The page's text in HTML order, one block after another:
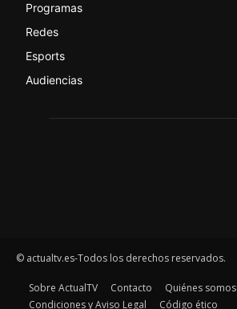
Programas
Redes
Esports
Audiencias
© actualtv.es-Todos los derechos reservados.
Sobre ActualTV Contacto
Quiénes somos
Condiciones y Aviso Legal
Código ético